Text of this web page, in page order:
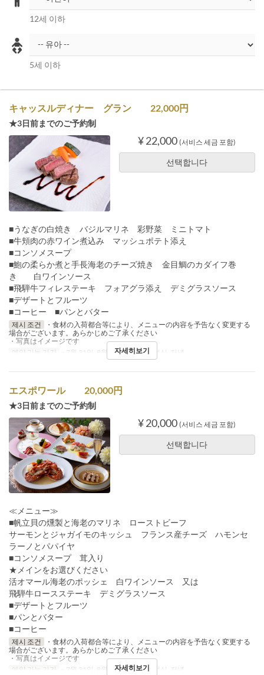
12세 이하
5세 이하
キャッスルディナー グラン 22,000円
★3日前までのご予約制
¥ 22,000 (서비스 세금 포함)
선택합니다
■うなぎの白焼き バジルマリネ 彩野菜 ミニトマト
■牛頬肉の赤ワイン煮込み マッシュポテト添え
■コンソメスープ
■鮑の柔らか煮と手長海老のチーズ焼き 金目鯛のカダイフ巻
き 白ワインソース
■飛騨牛フィレステーキ フォアグラ添え デミグラスソース
■デザートとフルーツ
■コーヒー ■パンとバター
제시 조건
・食材の入荷都合等により、メニューの内容を予告なく変更する
場合がございます。あらかじめご了承ください
・写真はイメージです
예약 가능 기간
~ 7월 31일, 8월 18일 ~ 식사 점심, 저녁
자세히보기
エスポワール 20,000円
★3日前までのご予約制
¥ 20,000 (서비스 세금 포함)
선택합니다
≪メニュー≫
■帆立貝の燻製と海老のマリネ ローストビーフ
サーモンとジャガイモのキッシュ フランス産チーズ ハモンセ
ラーノとパパイヤ
■コンソメスープ 茸入り
★メインをお選びください
活オマール海老のポッシェ 白ワインソース 又は
飛騨牛ロースステーキ デミグラスソース
■デザートとフルーツ
■パンとバター
■コーヒー
제시 조건
・食材の入荷都合等により、メニューの内容を予告なく変更する
場合がございます。あらかじめご了承ください
・写真はイメージです
예약 가능 기간
~ 7월 31일, 8월 18일 ~ 식사 점심, 저녁
자세히보기